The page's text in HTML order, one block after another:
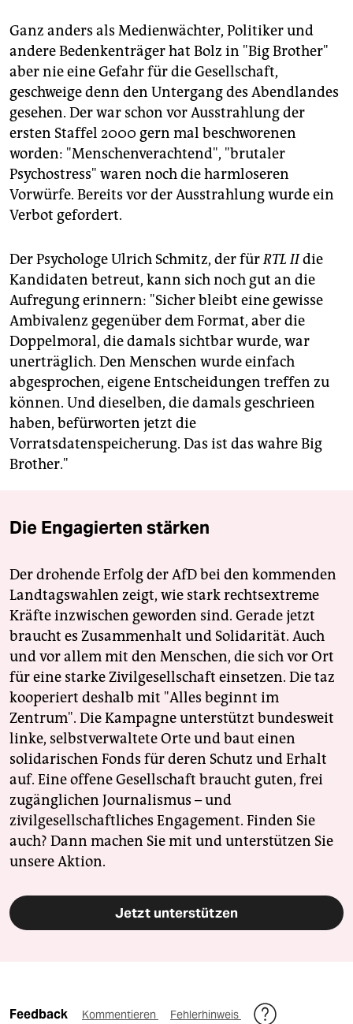
Ganz anders als Medienwächter, Politiker und
andere Bedenkenträger hat Bolz in "Big Brother"
aber nie eine Gefahr für die Gesellschaft,
geschweige denn den Untergang des Abendlandes
gesehen. Der war schon vor Ausstrahlung der
ersten Staffel 2000 gern mal beschworenen
worden: "Menschenverachtend", "brutaler
Psychostress" waren noch die harmloseren
Vorwürfe. Bereits vor der Ausstrahlung wurde ein
Verbot gefordert.
Der Psychologe Ulrich Schmitz, der fürRTL IIdie
Kandidaten betreut, kann sich noch gut an die
Aufregung erinnern: "Sicher bleibt eine gewisse
Ambivalenz gegenüber dem Format, aber die
Doppelmoral, die damals sichtbar wurde, war
unerträglich. Den Menschen wurde einfach
abgesprochen, eigene Entscheidungen treffen zu
können. Und dieselben, die damals geschrieen
haben, befürworten jetzt die
Vorratsdatenspeicherung. Das ist das wahre Big
Brother."
Die Engagierten stärken
Der drohende Erfolg der AfD bei den kommenden
Landtagswahlen zeigt, wie stark rechtsextreme
Kräfte inzwischen geworden sind. Gerade jetzt
braucht es Zusammenhalt und Solidarität. Auch
und vor allem mit den Menschen, die sich vor Ort
für eine starke Zivilgesellschaft einsetzen. Die taz
kooperiert deshalb mit "Alles beginnt im
Zentrum". Die Kampagne unterstützt bundesweit
linke, selbstverwaltete Orte und baut einen
solidarischen Fonds für deren Schutz und Erhalt
auf. Eine offene Gesellschaft braucht guten, frei
zugänglichen Journalismus – und
zivilgesellschaftliches Engagement. Finden Sie
auch? Dann machen Sie mit und unterstützen Sie
unsere Aktion.
Jetzt unterstützen
Feedback Kommentieren Fehlerhinweis